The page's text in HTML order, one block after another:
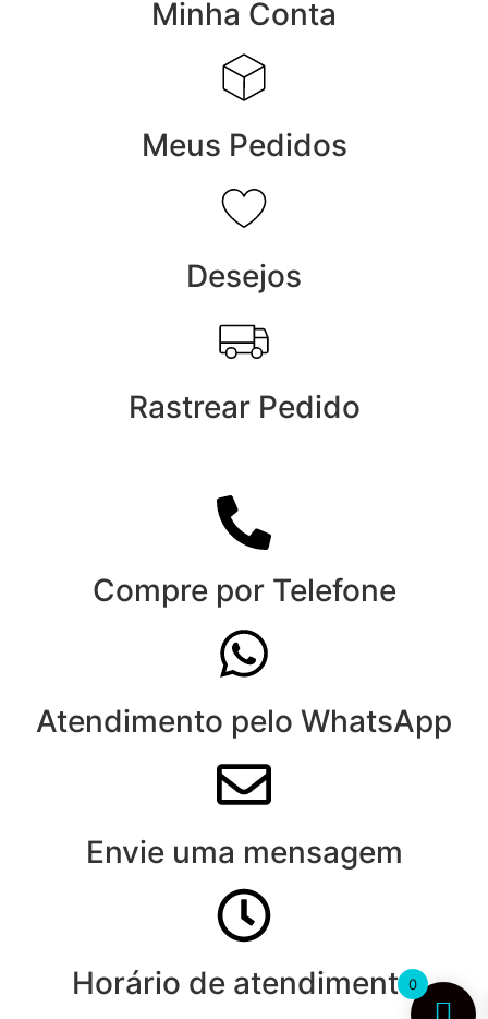
0
Minha Conta
Meus Pedidos
Desejos
Rastrear Pedido
Compre por Telefone
Atendimento pelo WhatsApp
Envie uma mensagem
Horário de atendimento